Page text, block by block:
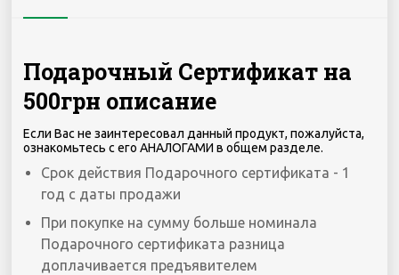
Подарочный Сертификат на
500грн описание
Если Вас не заинтересовал данный продукт, пожалуйста,
ознакомьтесь с его АНАЛОГАМИ в общем разделе.
Срок действия Подарочного сертификата - 1
год с даты продажи
При покупке на сумму больше номинала
Подарочного сертификата разница
доплачивается предъявителем